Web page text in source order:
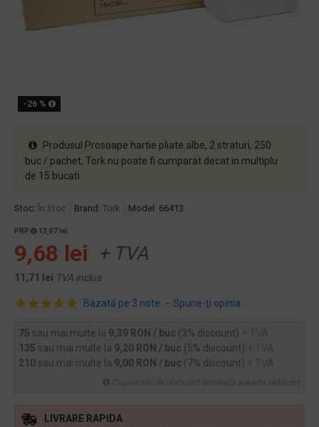
-26 %
Stoc: În Stoc Brand: Tork Model: 66413
Bazată pe 3 note. - Spune-ţi opinia
PRP 13,07 lei
9,68 lei + TVA
11,71 lei TVA inclus
Produsul Prosoape hartie pliate albe, 2 straturi, 250
buc / pachet, Tork nu poate fi cumparat decat in multiplu
de 15 bucati
75 sau mai multe la 9,39 RON / buc (3% discount)
135 sau mai multe la 9,20 RON / buc (5% discount)
210 sau mai multe la 9,00 RON / buc (7% discount)
LIVRARE RAPIDA